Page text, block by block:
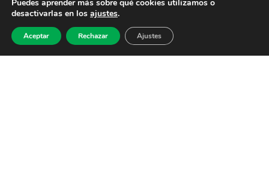
Puedes aprender más sobre qué cookies utilizamos o
desactivarlas en los ajustes.
Aceptar Rechazar Ajustes